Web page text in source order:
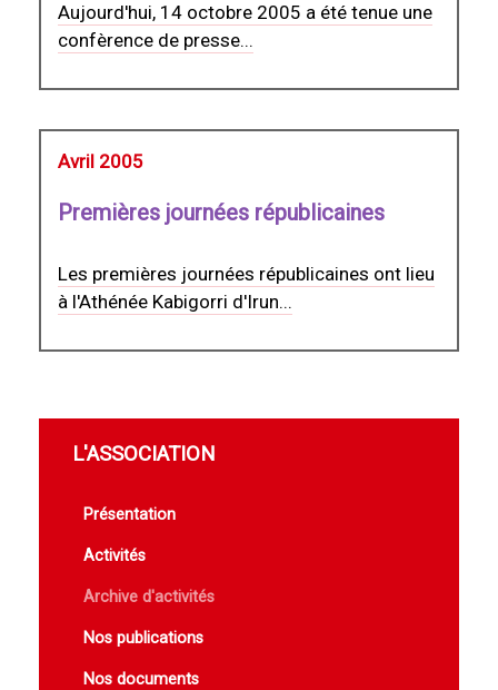
Aujourd'hui, 14 octobre 2005 a été tenue une
confèrence de presse...
Avril 2005
Premières journées républicaines
Les premières journées républicaines ont lieu
à l'Athénée Kabigorri d'Irun...
L'ASSOCIATION
Présentation
Activités
Archive d'activités
Nos publications
Nos documents